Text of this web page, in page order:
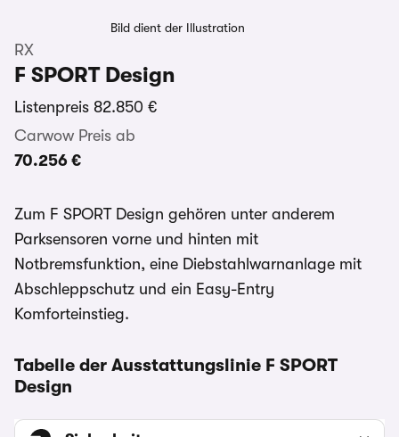
Bild dient der Illustration
RX
F SPORT Design
Listenpreis 82.850 €
Carwow Preis ab
70.256 €
Zum F SPORT Design gehören unter anderem
Parksensoren vorne und hinten mit
Notbremsfunktion, eine Diebstahlwarnanlage mit
Abschleppschutz und ein Easy-Entry
Komforteinstieg.
Tabelle der Ausstattungslinie F SPORT
Design